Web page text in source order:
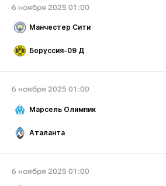
6 ноября 2025 01:00
Манчестер Сити
Боруссия-09 Д
6 ноября 2025 01:00
Марсель Олимпик
Аталанта
6 ноября 2025 01:00